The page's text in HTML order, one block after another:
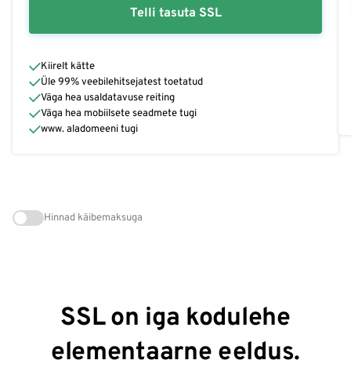
Telli tasuta SSL
Kiirelt kätte
Üle 99% veebilehitsejatest toetatud
Väga hea usaldatavuse reiting
Väga hea mobiilsete seadmete tugi
www. aladomeeni tugi
Hinnad käibemaksuga
SSL on iga kodulehe
elementaarne eeldus.